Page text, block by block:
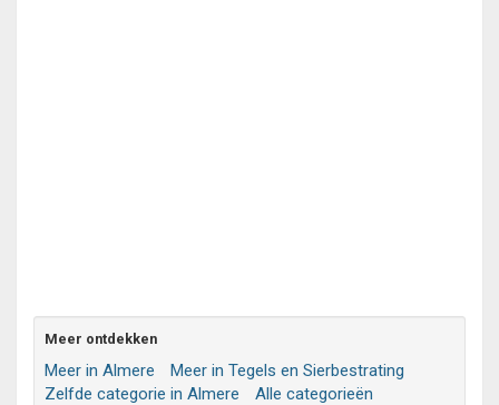
Meer ontdekken
Meer in Almere
Meer in Tegels en Sierbestrating
Zelfde categorie in Almere
Alle categorieën